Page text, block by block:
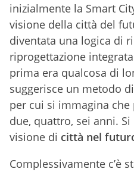
inizialmente la Smart
visione della città del
diventata una logica di
riprogettazione
prima era qualcosa di
suggerisce un metodo
per cui si immagina
due, quattro, sei anni.
visione di città nel
Complessivamente c’è